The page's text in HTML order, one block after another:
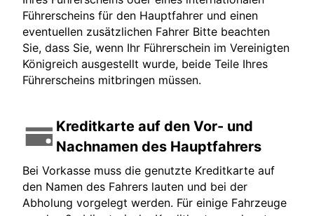
Führerscheins für den Hauptfahrer und einen
eventuellen zusätzlichen Fahrer Bitte beachten
Sie, dass Sie, wenn Ihr Führerschein im Vereinigten
Königreich ausgestellt wurde, beide Teile Ihres
Führerscheins mitbringen müssen.
Kreditkarte auf den Vor- und
Nachnamen des Hauptfahrers
Bei Vorkasse muss die genutzte Kreditkarte auf
den Namen des Fahrers lauten und bei der
Abholung vorgelegt werden. Für einige Fahrzeuge